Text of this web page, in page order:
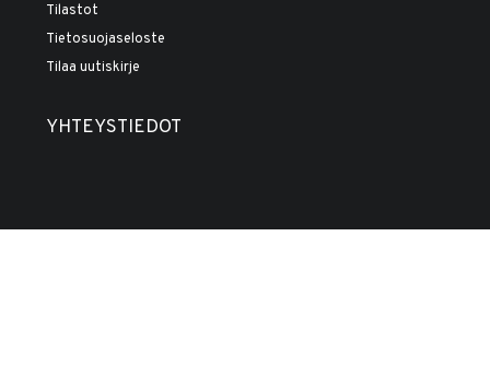
Tilastot
Tietosuojaseloste
Tilaa uutiskirje
YHTEYSTIEDOT